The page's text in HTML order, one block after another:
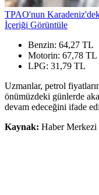
TPAO'nun
İçeriği Görüntüle
Benzin: 64,27 TL
Motorin: 67,78 TL
LPG: 31,79 TL
Uzmanlar, petrol
önümüzdeki günlerde
devam edeceğini ifade
Kaynak: Haber Merkezi